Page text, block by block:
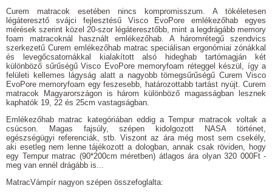
Curem matracok esetében nincs kompromisszum. A tökéletesen
légáteresztő svájci fejlesztésű Visco EvoPore emlékezőhab egyes
mérések szerint közel 20-szor légáteresztőbb, mint a legdrágább memory
foam matracoknál használt emlékezőhab. A háromrétegű szendvics
szerkezetű Curem emlékezőhab matrac speciálisan ergonómiai zónákkal
és levegőcsatornákkal kialakított alsó hideghab tartómagján két
különböző sűrűségű Visco EvoPore memoryfoam réteggel készül, így a
felületi kellemes lágyság alatt a nagyobb tömegsűrűségű Curem Visco
EvoPore memoryfoam egy feszesebb, határozottabb tartást nyújt. Curem
matracok Magyarországon is három különböző magasságban lesznek
kaphatók 19, 22 és 25cm vastagságban.
Emlékezőhab matrac kategóriában eddig a Tempur matracok voltak a
csúcson. Magas fajsúly, szépen kidolgozott NASA történet,
egészségügyi referenciák, stb. Viszont az ára még most sem csekély,
aki esetleg nem lenne tájékozott a dologban, annak csak röviden, hogy
egy Tempur matrac (90*200cm méretben) átlagos ára olyan 320 000Ft -
meg van ennél drágább is...
MatracVámpír nagyon szépen összefoglalta: